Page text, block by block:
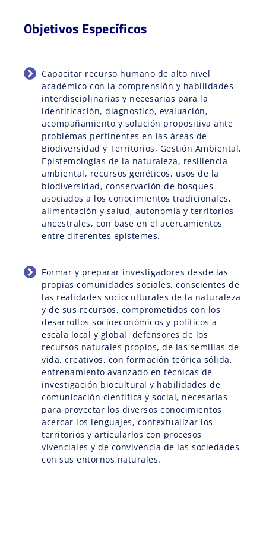
Objetivos Específicos
Capacitar recurso humano de alto nivel
académico con la comprensión y habilidades
interdisciplinarias y necesarias para la
identificación, diagnostico, evaluación,
acompañamiento y solución propositiva ante
problemas pertinentes en las áreas de
Biodiversidad y Territorios, Gestión Ambiental,
Epistemologías de la naturaleza, resiliencia
ambiental, recursos genéticos, usos de la
biodiversidad, conservación de bosques
asociados a los conocimientos tradicionales,
alimentación y salud, autonomía y territorios
ancestrales, con base en el acercamientos
entre diferentes epistemes.
Formar y preparar investigadores desde las
propias comunidades sociales, conscientes de
las realidades socioculturales de la naturaleza
y de sus recursos, comprometidos con los
desarrollos socioeconómicos y políticos a
escala local y global, defensores de los
recursos naturales propios, de las semillas de
vida, creativos, con formación teórica sólida,
entrenamiento avanzado en técnicas de
investigación biocultural y habilidades de
comunicación científica y social, necesarias
para proyectar los diversos conocimientos,
acercar los lenguajes, contextualizar los
territorios y articularlos con procesos
vivenciales y de convivencia de las sociedades
con sus entornos naturales.